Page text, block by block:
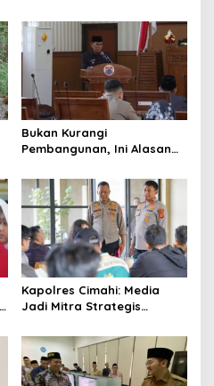
Bukan Kurangi
Pembangunan, Ini Alasan
Pengurangan Belanja
Daerah
Kapolres Cimahi: Media
Jadi Mitra Strategis
Publik